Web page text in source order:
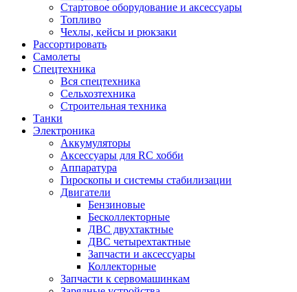
Стартовое оборудование и аксессуары
Топливо
Чехлы, кейсы и рюкзаки
Рассортировать
Самолеты
Спецтехника
Вся спецтехника
Сельхозтехника
Строительная техника
Танки
Электроника
Аккумуляторы
Аксессуары для RC хобби
Аппаратура
Гироскопы и системы стабилизации
Двигатели
Бензиновые
Бесколлекторные
ДВС двухтактные
ДВС четырехтактные
Запчасти и аксессуары
Коллекторные
Запчасти к сервомашинкам